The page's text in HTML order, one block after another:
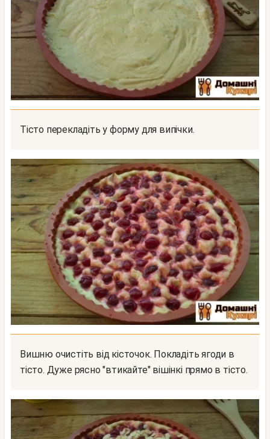
Тісто перекладіть у форму для випічки.
Вишню очистіть від кісточок. Покладіть ягоди в
тісто. Дуже рясно "втикайте" вішінкі прямо в тісто.